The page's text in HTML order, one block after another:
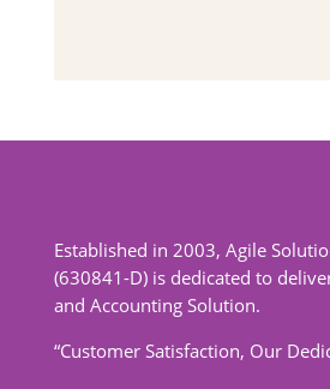
Established in 2003, Agile
(630841-D) is dedicated to
and Accounting Solution.
“Customer Satisfaction, Our